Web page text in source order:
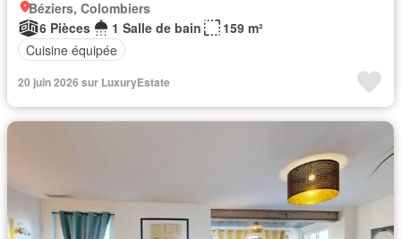
Béziers, Colombiers
6 Pièces
1 Salle de bain
159 m²
Cuisine équipée
20 juin 2026 sur LuxuryEstate